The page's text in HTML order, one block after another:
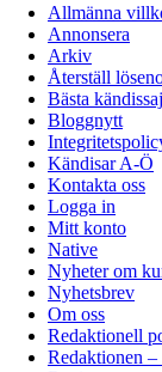
Allmänna
Annonsera
Arkiv
Återställ
Bästa
Bloggnytt
Kändisar A-Ö
Kontakta oss
Logga in
Mitt konto
Native
Nyheter om
Nyhetsbrev
Om oss
Redaktionell
Redaktionen –